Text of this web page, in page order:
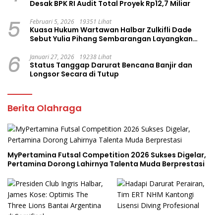
Desak BPK RI Audit Total Proyek Rp12,7 Miliar
5 Februari 5, 2026 19351 Lihat
Kuasa Hukum Wartawan Halbar Zulkifli Dade
Sebut Yulia Pihang Sembarangan Layangkan
6 Januari 27, 2026 19238 Lihat
Status Tanggap Darurat Bencana Banjir dan
Longsor Secara di Tutup
Berita Olahraga
MyPertamina Futsal Competition 2026 Sukses Digelar,
Pertamina Dorong Lahirnya Talenta Muda Berprestasi